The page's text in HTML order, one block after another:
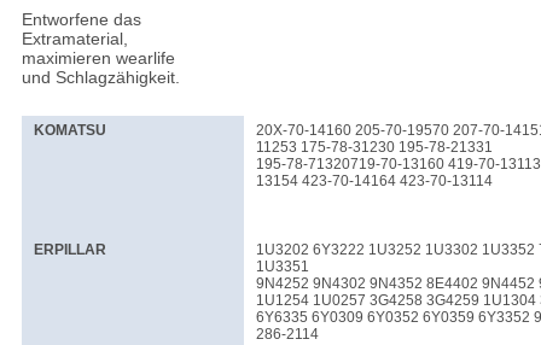
Entworfene das
Extramaterial,
maximieren wearlife
und Schlagzähigkeit.
KOMATSU
20X-70-14160 205-70-19570 207-70-
11253 175-78-31230 195-78-21331
195-78-71320719-70-13160 419-70-
13154 423-70-14164 423-70-13114
ERPILLAR
1U3202 6Y3222 1U3252 1U3302
1U3351
9N4252 9N4302 9N4352 8E4402 9N4452
1U1254 1U0257 3G4258 3G4259
6Y6335 6Y0309 6Y0352 6Y0359 6Y3352
286-2114